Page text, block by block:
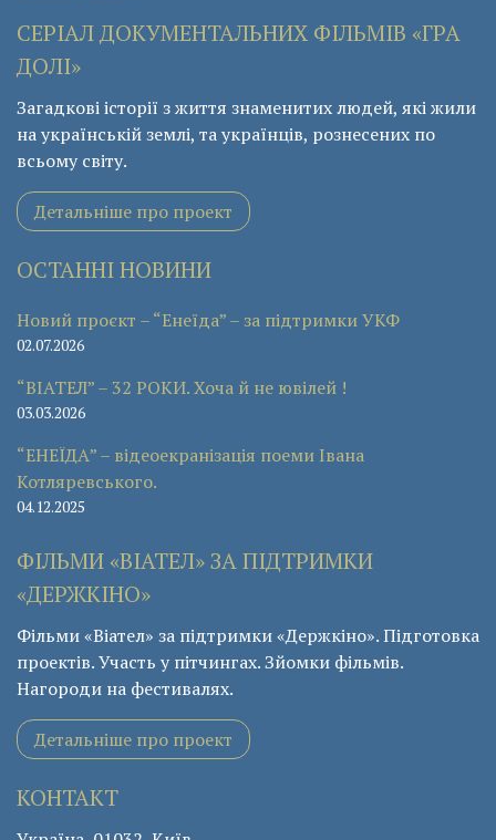
СЕРІАЛ ДОКУМЕНТАЛЬНИХ ФІЛЬМІВ «ГРА
ДОЛІ»
Загадкові історії з життя знаменитих людей, які жили
на українській землі, та українців, рознесених по
всьому світу.
Детальніше про проект
ОСТАННІ НОВИНИ
Новий проєкт – “Енеїда” – за підтримки УКФ
02.07.2026
“ВІАТЕЛ” – 32 РОКИ. Хоча й не ювілей !
03.03.2026
“ЕНЕЇДА” – відеоекранізація поеми Івана
Котляревського.
04.12.2025
ФІЛЬМИ «ВІАТЕЛ» ЗА ПІДТРИМКИ
«ДЕРЖКІНО»
Фільми «Віател» за підтримки «Держкіно». Підготовка
проектів. Участь у пітчингах. Зйомки фільмів.
Нагороди на фестивалях.
Детальніше про проект
КОНТАКТ